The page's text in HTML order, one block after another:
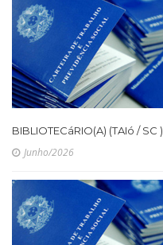
BIBLIOTECáRIO(A) (TAIó / SC )
Junho/2026